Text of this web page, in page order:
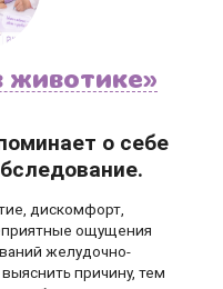
животике»
о себе
дискомфорт,
ощущения
желудочно-
причину, тем